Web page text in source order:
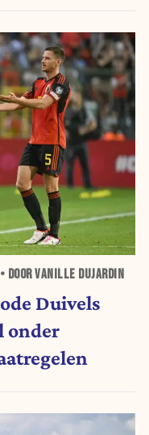
DOOR VANILLE DUJARDIN
Duivels
onder